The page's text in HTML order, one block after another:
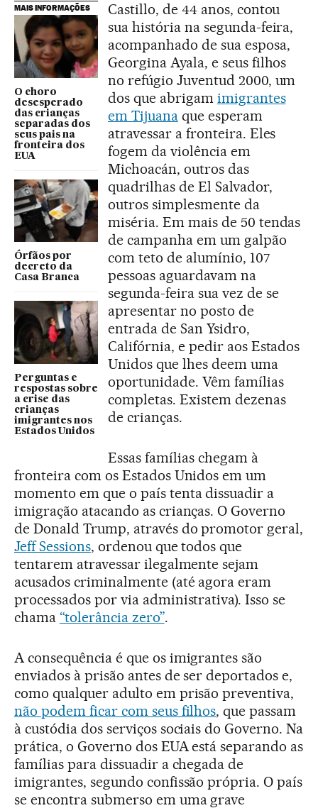
MAIS INFORMAÇÕES
O choro
desesperado
das crianças
separadas dos
seus pais na
fronteira dos
EUA
Órfãos por
decreto da
Casa Branca
Perguntas e
respostas sobre
a crise das
crianças
imigrantes nos
Estados Unidos
Castillo, de 44 anos, contou
sua história na segunda-feira,
acompanhado de sua esposa,
Georgina Ayala, e seus filhos
no refúgio Juventud 2000, um
dos que abrigam imigrantes
em Tijuanaque esperam
atravessar a fronteira. Eles
fogem da violência em
Michoacán, outros das
quadrilhas de El Salvador,
outros simplesmente da
miséria. Em mais de 50 tendas
de campanha em um galpão
com teto de alumínio, 107
pessoas aguardavam na
segunda-feira sua vez de se
apresentar no posto de
entrada de San Ysidro,
Califórnia, e pedir aos Estados
Unidos que lhes deem uma
oportunidade. Vêm famílias
completas. Existem dezenas
de crianças.
Essas famílias chegam à
fronteira com os Estados Unidos em um
momento em que o país tenta dissuadir a
imigração atacando as crianças. O Governo
de Donald Trump, através do promotor geral,
Jeff Sessions, ordenou que todos que
tentarem atravessar ilegalmente sejam
acusados criminalmente (até agora eram
processados por via administrativa). Isso se
chama “tolerância zero”.
A consequência é que os imigrantes são
enviados à prisão antes de ser deportados e,
como qualquer adulto em prisão preventiva,
não podem ficar com seus filhos, que passam
à custódia dos serviços sociais do Governo. Na
prática, o Governo dos EUA está separando as
famílias para dissuadir a chegada de
imigrantes, segundo confissão própria. O país
se encontra submerso em uma grave